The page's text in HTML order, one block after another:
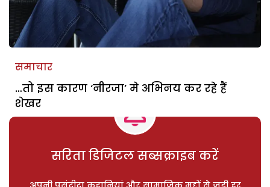
समाचार
…तो इस कारण ‘नीरजा’ मे अभिनय कर रहे हैं
शेखर
सरिता डिजिटल सब्सक्राइब करें